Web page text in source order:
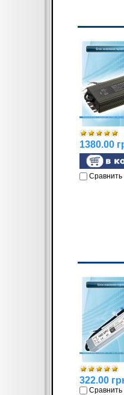
1380.00
Сравнить
322.00
Сравнить